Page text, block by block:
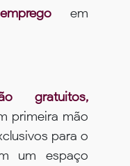
em
gratuitos,
primeira mão
para o
um espaço